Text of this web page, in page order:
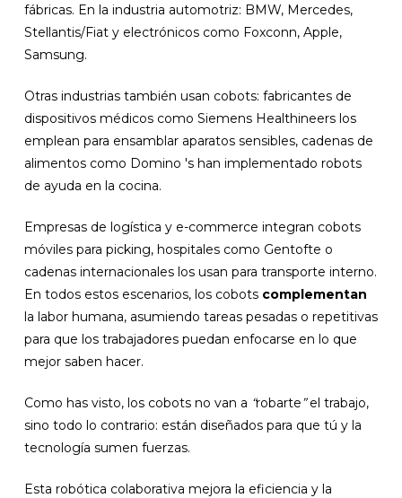
fábricas. En la industria automotriz: BMW, Mercedes,
Stellantis/Fiat y electrónicos como Foxconn, Apple,
Samsung.
Otras industrias también usan cobots: fabricantes de
dispositivos médicos como Siemens Healthineers los
emplean para ensamblar aparatos sensibles, cadenas de
alimentos como Domino 's han implementado robots
de ayuda en la cocina.
Empresas de logística y e-commerce integran cobots
móviles para picking, hospitales como Gentofte o
cadenas internacionales los usan para transporte interno.
En todos estos escenarios, los cobots complementan
la labor humana, asumiendo tareas pesadas o repetitivas
para que los trabajadores puedan enfocarse en lo que
mejor saben hacer.
Como has visto, los cobots no van a “robarte”el trabajo,
sino todo lo contrario: están diseñados para que tú y la
tecnología sumen fuerzas.
Esta robótica colaborativa mejora la eficiencia y la